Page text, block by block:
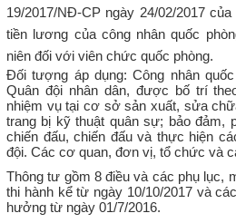
19/2017/NĐ-CP ngày 24/02/2017
tiền lương của công nhân quốc
niên đối với viên chức quốc phòng.
Đối tượng áp dụng: Công nhân
Quân đội nhân dân, được bố trí
nhiệm vụ tại cơ sở sản xuất, sửa
trang bị kỹ thuật quân sự; bảo đảm,
chiến đấu, chiến đấu và thực hiện
đội. Các cơ quan, đơn vị, tổ chức và
Thông tư gồm 8 điều và các phụ lục,
thi hành kể từ ngày 10/10/2017 và
hưởng từ ngày 01/7/2016.